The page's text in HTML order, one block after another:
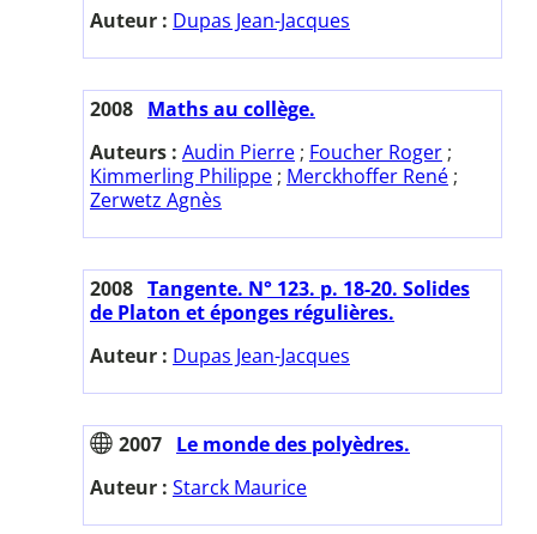
Auteur : Dupas Jean-Jacques
2008 Maths au collège.
Auteurs : Audin Pierre ; Foucher Roger ;
Kimmerling Philippe ; Merckhoffer René ;
Zerwetz Agnès
2008 Tangente. N° 123. p. 18-20. Solides
de Platon et éponges régulières.
Auteur : Dupas Jean-Jacques
2007 Le monde des polyèdres.
Auteur : Starck Maurice